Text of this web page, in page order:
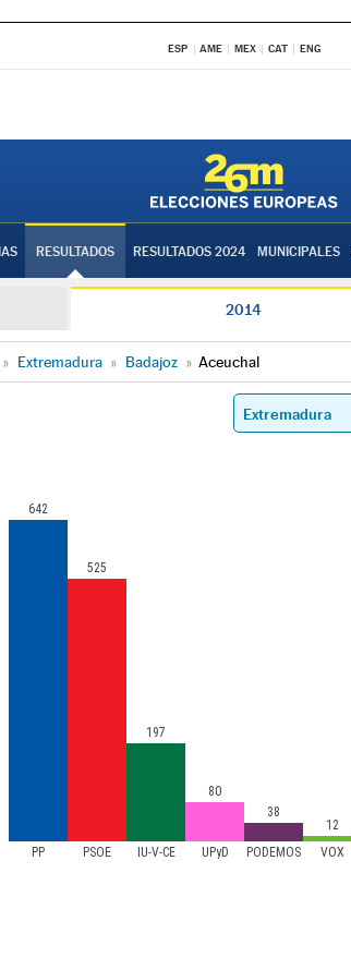
ESP AME MEX CAT ENG
RESULTADOS RESULTADOS 2024 MUNICIPALES
2014
» Extremadura » Badajoz » Aceuchal
PP PSOE IU-V-CE UPyD PODEMOS VOX
642
525
197
80
38
12